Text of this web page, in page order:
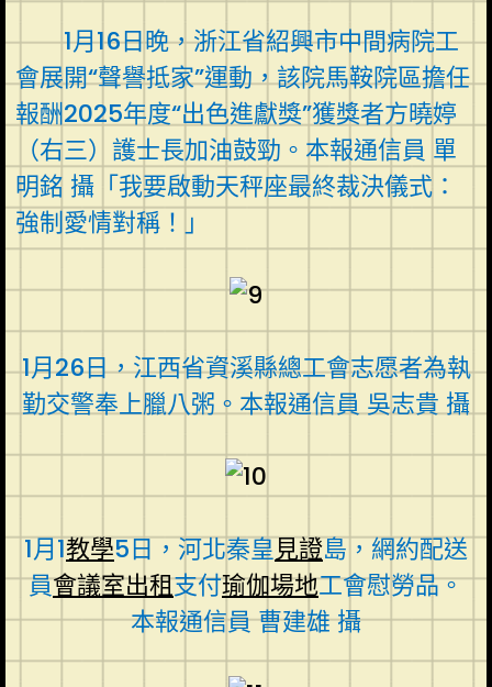
1月16日晚，浙江省紹興市中間病院工
會展開“聲譽抵家”運動，該院馬鞍院區擔任
報酬2025年度“出色進獻獎”獲獎者方曉婷
（右三）護士長加油鼓勁。本報通信員 單
明銘 攝「我要啟動天秤座最終裁決儀式：
強制愛情對稱！」
1月26日，江西省資溪縣總工會志愿者為執
勤交警奉上臘八粥。本報通信員 吳志貴 攝
1月1教學5日，河北秦皇見證島，網約配送
員會議室出租支付瑜伽場地工會慰勞品。
本報通信員 曹建雄 攝